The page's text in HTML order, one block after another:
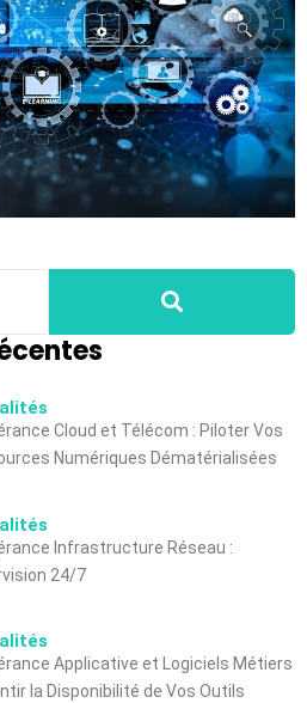
Cloud et Télécom : Piloter Vos
Numériques Dématérialisées
Infrastructure Réseau :
24/7
Applicative et Logiciels Métiers
la Disponibilité de Vos Outils